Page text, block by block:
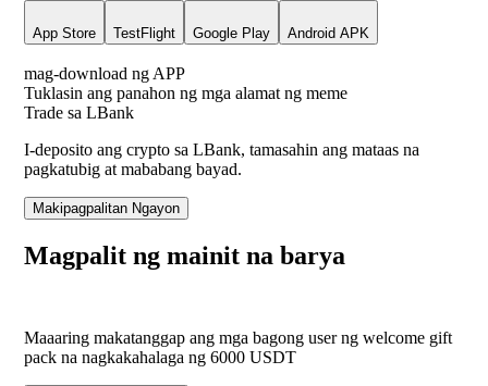
App Store TestFlight Google Play Android APK
mag-download ng APP
Tuklasin ang panahon ng mga alamat ng meme
Trade sa LBank
I-deposito ang crypto sa LBank, tamasahin ang mataas na
pagkatubig at mababang bayad.
Makipagpalitan Ngayon
Magpalit ng mainit na barya
Maaaring makatanggap ang mga bagong user ng welcome gift
pack na nagkakahalaga ng 6000 USDT